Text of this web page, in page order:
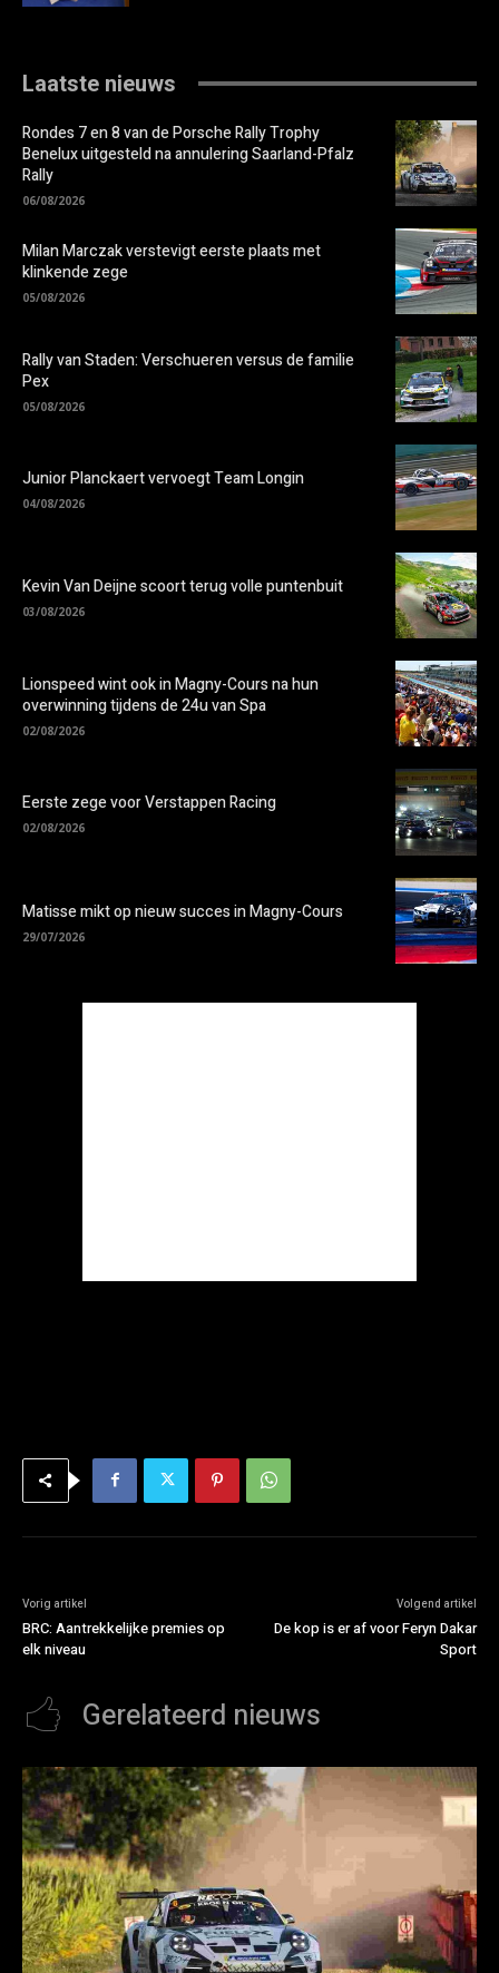
Laatste nieuws
Rondes 7 en 8 van de Porsche Rally Trophy
Benelux uitgesteld na annulering Saarland-Pfalz
Rally
06/08/2026
Milan Marczak verstevigt eerste plaats met
klinkende zege
05/08/2026
Rally van Staden: Verschueren versus de familie
Pex
05/08/2026
Junior Planckaert vervoegt Team Longin
04/08/2026
Kevin Van Deijne scoort terug volle puntenbuit
03/08/2026
Lionspeed wint ook in Magny-Cours na hun
overwinning tijdens de 24u van Spa
02/08/2026
Eerste zege voor Verstappen Racing
02/08/2026
Matisse mikt op nieuw succes in Magny-Cours
29/07/2026
Vorig artikel
BRC: Aantrekkelijke premies op
elk niveau
Volgend artikel
De kop is er af voor Feryn Dakar
Sport
Gerelateerd nieuws